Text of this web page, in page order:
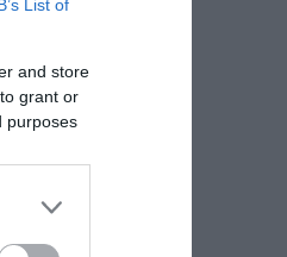
List of
and store
grant or
purposes